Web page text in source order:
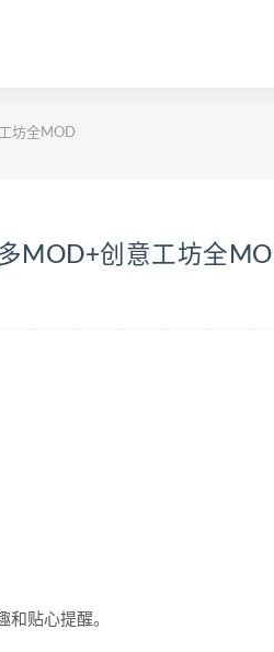
坊全MOD
MOD+创意工坊全MO
贴心提醒。